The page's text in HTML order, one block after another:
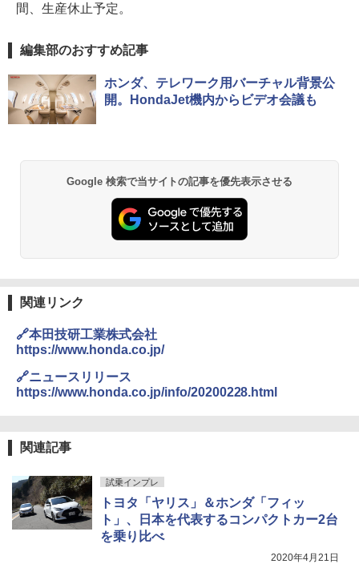
間、生産休止予定。
編集部のおすすめ記事
ホンダ、テレワーク用バーチャル背景公
開。HondaJet機内からビデオ会議も
Google 検索で当サイトの記事を優先表示させる
関連リンク
🔗本田技研工業株式会社
https://www.honda.co.jp/
🔗ニュースリリース
https://www.honda.co.jp/info/20200228.html
関連記事
試乗インプレ
トヨタ「ヤリス」＆ホンダ「フィッ
ト」、日本を代表するコンパクトカー2台
を乗り比べ
2020年4月21日